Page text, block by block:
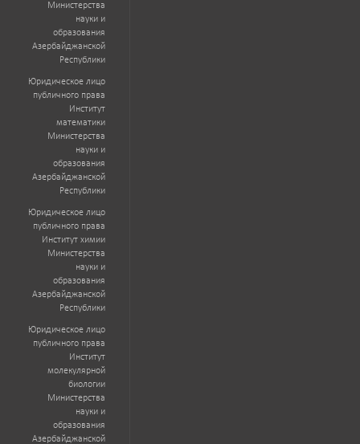
Министерства
науки и
образования
Азербайджанской
Республики
Юридическое лицо
публичного права
Институт
математики
Министерства
науки и
образования
Азербайджанской
Республики
Юридическое лицо
публичного права
Институт химии
Министерства
науки и
образования
Азербайджанской
Республики
Юридическое лицо
публичного права
Институт
молекулярной
биологии
Министерства
науки и
образования
Азербайджанской